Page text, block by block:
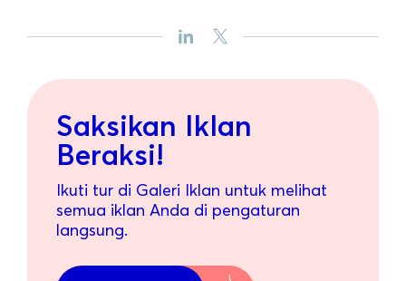
Saksikan Iklan
Beraksi!
Ikuti tur di Galeri Iklan untuk melihat
semua iklan Anda di pengaturan
langsung.